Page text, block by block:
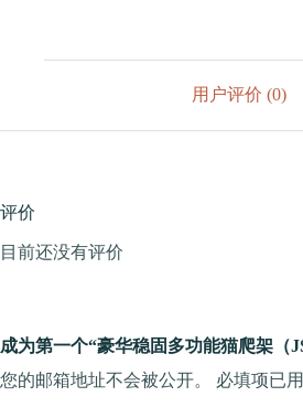
用户评价 (0)
评价
目前还没有评价
成为第一个“豪华稳固多功能猫爬架（
您的邮箱地址不会被公开。
必填项已用